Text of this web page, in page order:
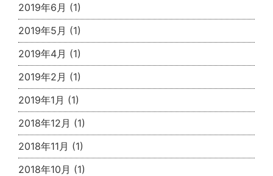
2019年6月 (1)
2019年5月 (1)
2019年4月 (1)
2019年2月 (1)
2019年1月 (1)
2018年12月 (1)
2018年11月 (1)
2018年10月 (1)